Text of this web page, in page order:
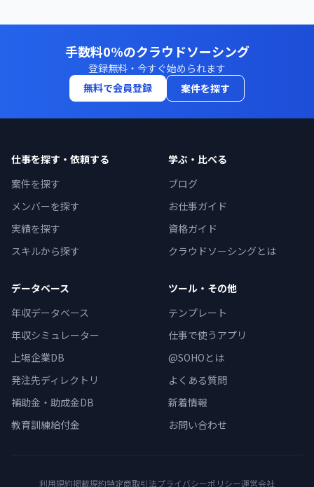
手数料0%のクラウドソーシング
登録無料・今すぐ始められます
無料で会員登録
案件を探す
仕事を探す・依頼する
案件を探す
メンバーを探す
実績を探す
スキルから探す
学ぶ・比べる
ブログ
お仕事ガイド
資格ガイド
クラウドソーシングとは
データベース
年収データベース
年収シミュレーター
上場企業DB
発注先ディレクトリ
補助金・助成金DB
教育訓練給付金
ツール・その他
テンプレート
仕事で使うアプリ
@SOHOとは
よくある質問
新着情報
お問い合わせ
利用規約掲載規約特定商取引法プライバシーポリシー運営会社